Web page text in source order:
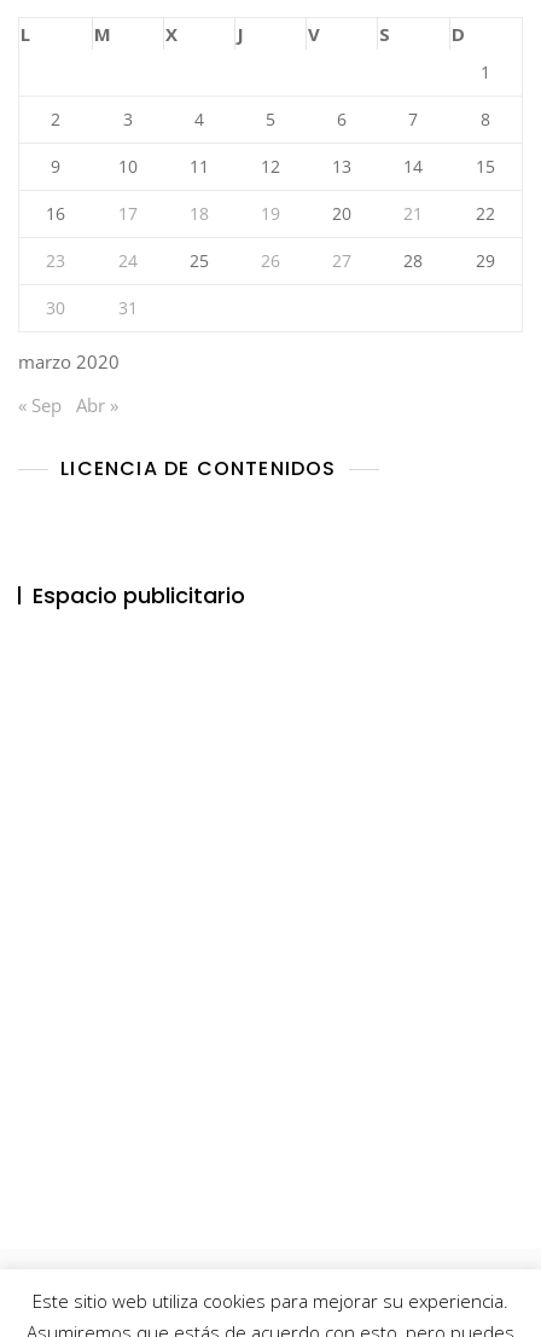
marzo 2020
L M X J V S D
1
2 3 4 5 6 7 8
9 10 11 12 13 14 15
16 17 18 19 20 21 22
23 24 25 26 27 28 29
30 31
« Sep Abr »
LICENCIA DE CONTENIDOS
Espacio publicitario
Este sitio web utiliza cookies para mejorar su experiencia.
Asumiremos que estás de acuerdo con esto, pero puedes